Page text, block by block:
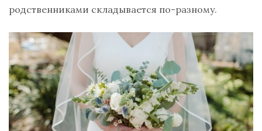
родственниками складывается по-разному.